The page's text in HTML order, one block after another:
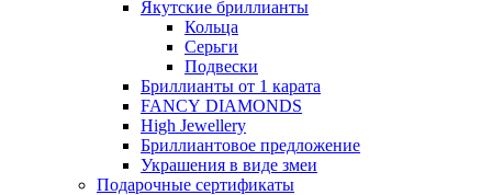
Якутские бриллианты
Кольца
Серьги
Подвески
Бриллианты от 1 карата
FANCY DIAMONDS
High Jewellery
Бриллиантовое предложение
Украшения в виде змеи
Подарочные сертификаты